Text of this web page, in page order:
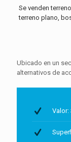
Se venden
terreno plano,
Ubicado en un
alternativos de
Valor: